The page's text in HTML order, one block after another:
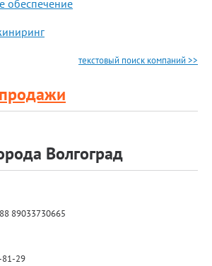
обеспечение
текстовый поиск компаний >>
Волгоград
89033730665
81-29